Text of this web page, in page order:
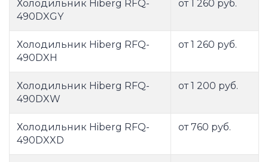
Холодильник Hiberg RFQ-
490DXGY
от 1 260 руб.
Холодильник Hiberg RFQ-
490DXH
от 1 260 руб.
Холодильник Hiberg RFQ-
490DXW
от 1 200 руб.
Холодильник Hiberg RFQ-
490DXXD
от 760 руб.